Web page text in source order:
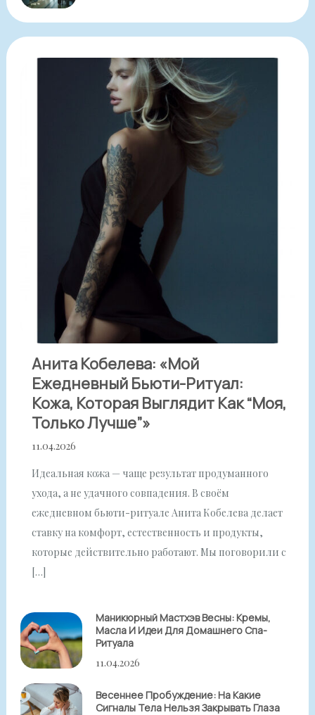
Анита Кобелева: «Мой
Ежедневный Бьюти-Ритуал:
Кожа, Которая Выглядит Как “моя,
Только Лучше”»
11.04.2026
Идеальная кожа — чаще результат продуманного
ухода, а не удачного совпадения. В своём
ежедневном бьюти-ритуале Анита Кобелева делает
ставку на комфорт, естественность и продукты,
которые действительно работают. Мы поговорили с
[…]
Маникюрный Мастхэв Весны: Кремы,
Масла И Идеи Для Домашнего Спа-
Ритуала
11.04.2026
Весеннее Пробуждение: На Какие
Сигналы Тела Нельзя Закрывать Глаза